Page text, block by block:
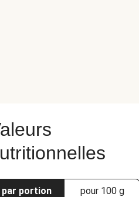
consommer. Ne pas réchauffer
par portion pour 100 g